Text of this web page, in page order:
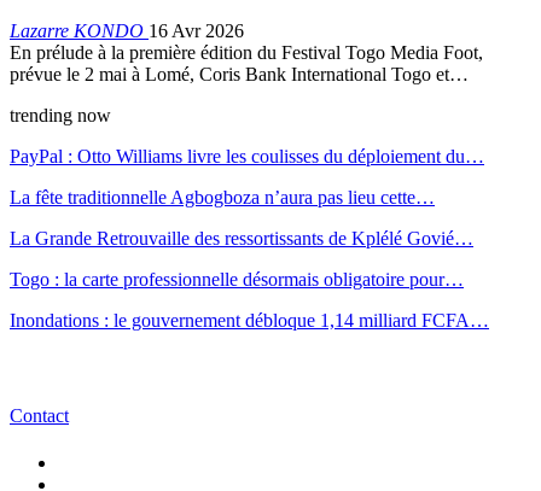
Lazarre KONDO 16 Avr 2026
En prélude à la première édition du Festival Togo Media Foot,
prévue le 2 mai à Lomé, Coris Bank International Togo et…
trending now
PayPal : Otto Williams livre les coulisses du déploiement du…
La fête traditionnelle Agbogboza n’aura pas lieu cette…
La Grande Retrouvaille des ressortissants de Kplélé Govié…
Togo : la carte professionnelle désormais obligatoire pour…
Inondations : le gouvernement débloque 1,14 milliard FCFA…
Contact